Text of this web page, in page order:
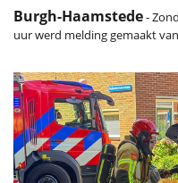
Burgh-Haamstede-
uur werd melding gemaakt